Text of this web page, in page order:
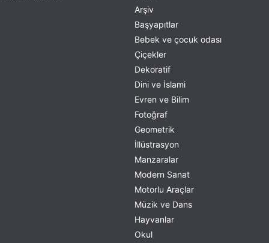
Arşiv
Başyapıtlar
Bebek ve çocuk odası
Çiçekler
Dekoratif
Dini ve İslami
Evren ve Bilim
Fotoğraf
Geometrik
İllüstrasyon
Manzaralar
Modern Sanat
Motorlu Araçlar
Müzik ve Dans
Hayvanlar
Okul